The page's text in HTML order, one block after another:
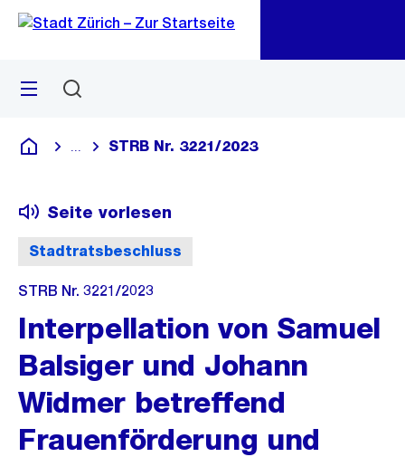
Navigation
Sprunglink
Menü
Deutsch
Blende alle Breadcrumbs ein
STRB Nr. 3221/2023
Stadtratsbeschluss
Seite vorlesen
STRB Nr. 3221/2023
Interpellation von Samuel
Balsiger und Johann
Widmer betreffend
Frauenförderung und